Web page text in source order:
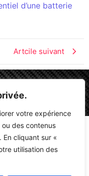
votre expérience
des contenus
En cliquant sur «
utilisation des
d’une batterie
Artcile suivant